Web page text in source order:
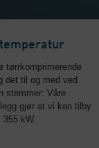
tørrkomprimerende
det til og med ved
stemmer: Våre
gjør at vi kan tilby
355 kW.